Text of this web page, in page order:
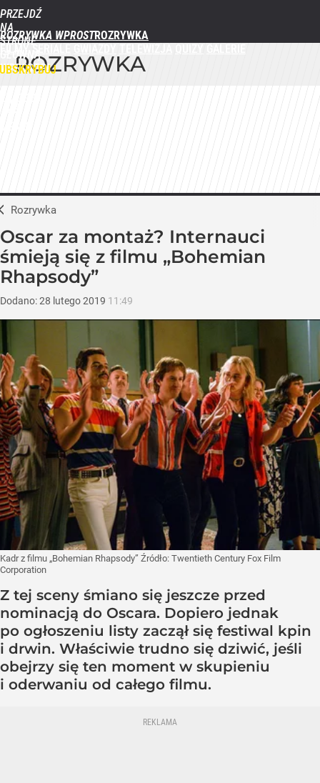
PRZEJDŹ
NA
STRONĘ
GŁÓWNĄ
WPROST.PL
ROZRYWKA WPROST
ROZRYWKA
Rozrywka
Oscar za montaż? Internauci
śmieją się z filmu „Bohemian
Rhapsody”
Dodano:28 lutego2019 11:49
Kadr z filmu „Bohemian Rhapsody” Źródło: Twentieth Century Fox Film
Corporation
Z tej sceny śmiano się jeszcze przed
nominacją do Oscara. Dopiero jednak
po ogłoszeniu listy zaczął się festiwal kpin
i drwin. Właściwie trudno się dziwić, jeśli
obejrzy się ten moment w skupieniu
i oderwaniu od całego filmu.